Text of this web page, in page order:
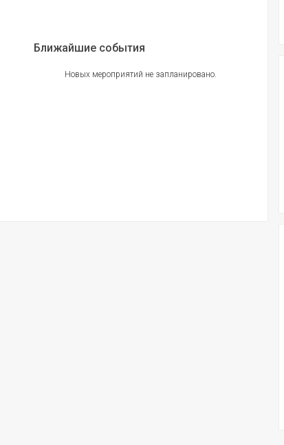
Ближайшие события
Новых мероприятий не запланировано.